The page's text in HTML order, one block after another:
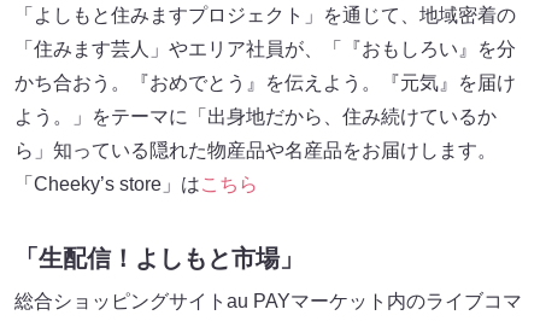
「よしもと住みますプロジェクト」を通じて、地域密着の
「住みます芸人」やエリア社員が、「『おもしろい』を分
かち合おう。『おめでとう』を伝えよう。『元気』を届け
よう。」をテーマに「出身地だから、住み続けているか
ら」知っている隠れた物産品や名産品をお届けします。
「Cheeky’s store」はこちら
「生配信！よしもと市場」
総合ショッピングサイトau PAYマーケット内のライブコマ